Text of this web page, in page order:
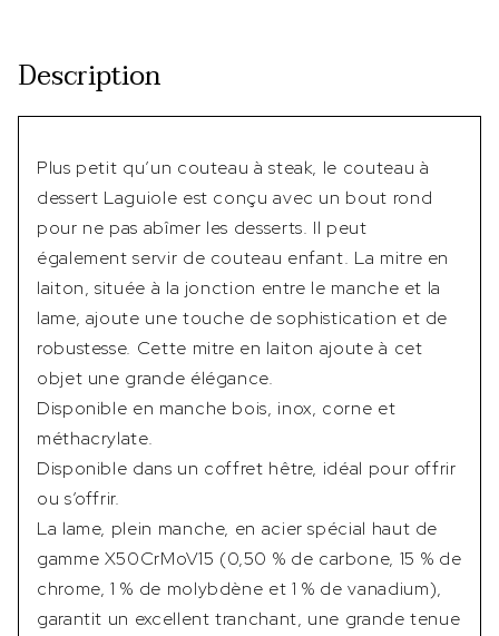
Description
Plus petit qu’un couteau à steak, le couteau à
dessert Laguiole est conçu avec un bout rond
pour ne pas abîmer les desserts. Il peut
également servir de couteau enfant. La mitre en
laiton, située à la jonction entre le manche et la
lame, ajoute une touche de sophistication et de
robustesse. Cette mitre en laiton ajoute à cet
objet une grande élégance.
Disponible en manche bois, inox, corne et
méthacrylate.
Disponible dans un coffret hêtre, idéal pour offrir
ou s’offrir.
La lame, plein manche, en acier spécial haut de
gamme X50CrMoV15 (0,50 % de carbone, 15 % de
chrome, 1 % de molybdène et 1 % de vanadium),
garantit un excellent tranchant, une grande tenue